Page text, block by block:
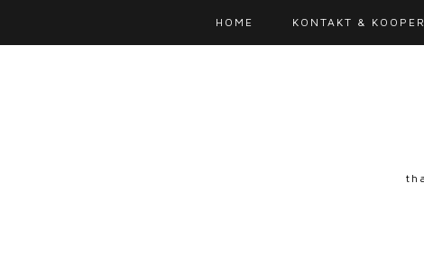
HOME KONTAKT &